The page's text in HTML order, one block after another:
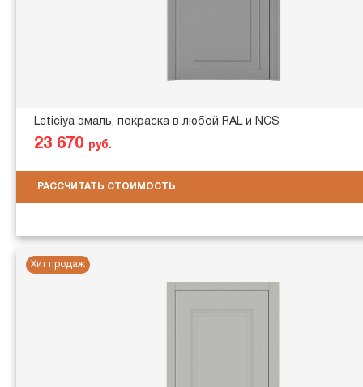
Leticiya эмаль, покраска в любой RAL и NCS
23 670 руб.
РАССЧИТАТЬ СТОИМОСТЬ
Хит продаж